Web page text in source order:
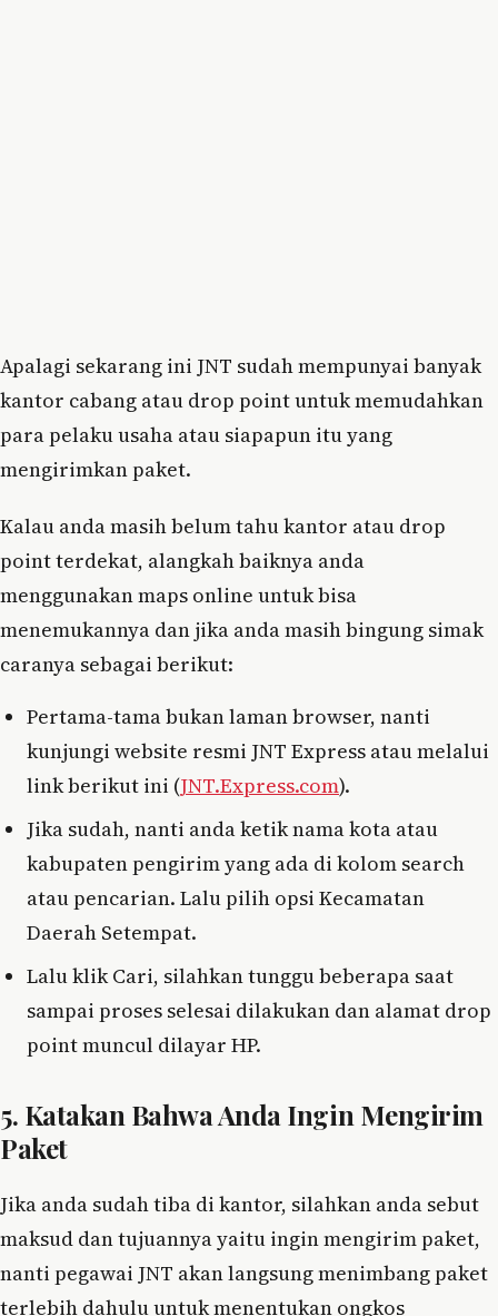
Apalagi sekarang ini JNT sudah mempunyai banyak
kantor cabang atau drop point untuk memudahkan
para pelaku usaha atau siapapun itu yang
mengirimkan paket.
Kalau anda masih belum tahu kantor atau drop
point terdekat, alangkah baiknya anda
menggunakan maps online untuk bisa
menemukannya dan jika anda masih bingung simak
caranya sebagai berikut:
Pertama-tama bukan laman browser, nanti
kunjungi website resmi JNT Express atau melalui
link berikut ini (JNT.Express.com).
Jika sudah, nanti anda ketik nama kota atau
kabupaten pengirim yang ada di kolom search
atau pencarian. Lalu pilih opsi Kecamatan
Daerah Setempat.
Lalu klik Cari, silahkan tunggu beberapa saat
sampai proses selesai dilakukan dan alamat drop
point muncul dilayar HP.
5. Katakan Bahwa Anda Ingin Mengirim
Paket
Jika anda sudah tiba di kantor, silahkan anda sebut
maksud dan tujuannya yaitu ingin mengirim paket,
nanti pegawai JNT akan langsung menimbang paket
terlebih dahulu untuk menentukan ongkos